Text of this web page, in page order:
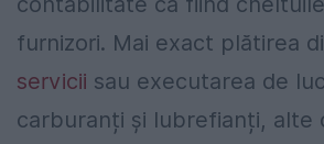
furnizori. Mai exact plătirea
servicii sau executarea de
carburanți și lubrefianți, alte